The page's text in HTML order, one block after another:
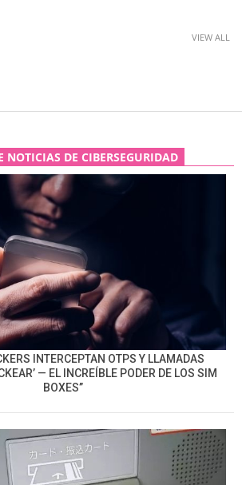
VIEW ALL
NOTICIAS DE CIBERSEGURIDAD
INTERCEPTAN OTPS Y LLAMADAS
— EL INCREÍBLE PODER DE LOS SIM
BOXES”